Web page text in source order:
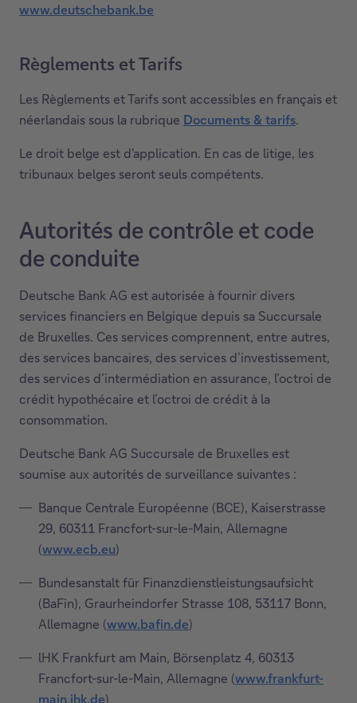
e
www.deutschebank.be
Règlements et Tarifs
Les Règlements et Tarifs sont accessibles en français et
néerlandais sous la rubrique Documents & tarifs.
Le droit belge est d'application. En cas de litige, les
tribunaux belges seront seuls compétents.
Autorités de contrôle et code
de conduite
Deutsche Bank AG est autorisée à fournir divers
services financiers en Belgique depuis sa Succursale
de Bruxelles. Ces services comprennent, entre autres,
des services bancaires, des services d’investissement,
des services d’intermédiation en assurance, l’octroi de
crédit hypothécaire et l’octroi de crédit à la
consommation.
Deutsche Bank AG Succursale de Bruxelles est
soumise aux autorités de surveillance suivantes :
Banque Centrale Européenne (BCE), Kaiserstrasse
29, 60311 Francfort-sur-le-Main, Allemagne
(www.ecb.eu
Ce
lien
ouvrira
dans
nouvelle
fenêtre.
)
Bundesanstalt für Finanzdienstleistungsaufsicht
(BaFin), Graurheindorfer Strasse 108, 53117 Bonn,
Allemagne (www.bafin.de
Ce
lien
ouvrira
dans
)
lHK Frankfurt am Main, Börsenplatz 4, 60313
Francfort-sur-le-Main, Allemagne (www.frankfurt-
main.ihk.de)